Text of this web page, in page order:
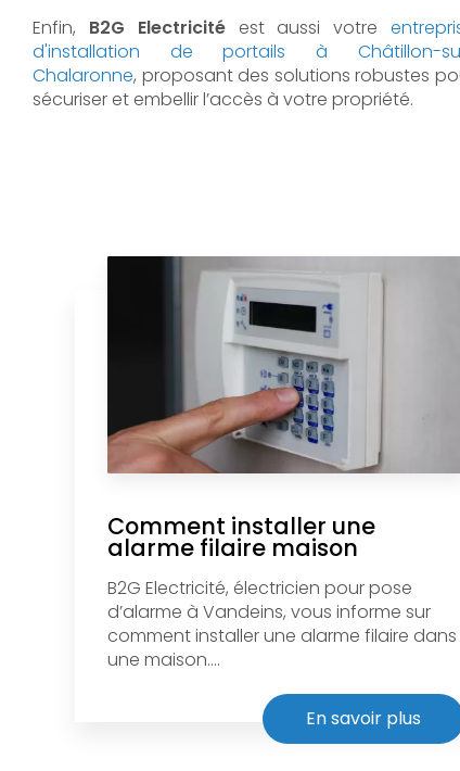
Enfin, B2G Electricitéest aussi votre
d'installation de portails à Châtillon-
Chalaronne, proposant des solutions robustes
sécuriser et embellir l’accès à votre propriété.
Comment installer une
alarme filaire maison
B2G Electricité, électricien pour pose
d’alarme à Vandeins, vous informe sur
comment installer une alarme filaire dans
une maison....
En savoir plus